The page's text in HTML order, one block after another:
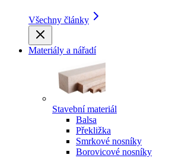
Všechny články
Materiály a nářadí
Stavební materiál
Balsa
Překližka
Smrkové nosníky
Borovicové nosníky